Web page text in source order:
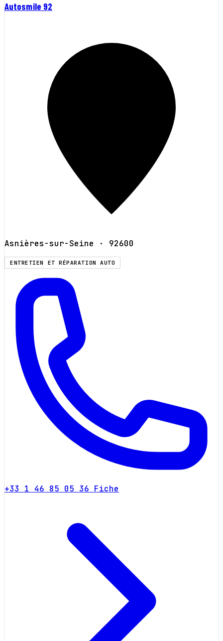
Autosmile 92
Asnières-sur-Seine · 92600
ENTRETIEN ET RÉPARATION AUTO
+33 1 46 85 05 36 Fiche